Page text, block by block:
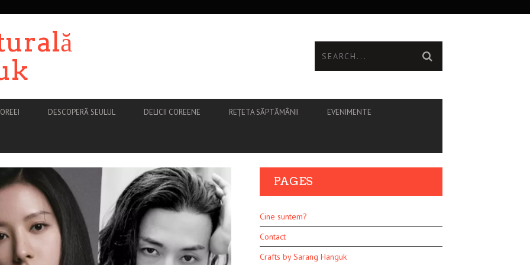
DESCOPERĂ SEULUL DELICII COREENE REȚETA SĂPTĂMÂNII EVENIMENTE
PAGES
Cine suntem?
Contact
Crafts by Sarang Hanguk